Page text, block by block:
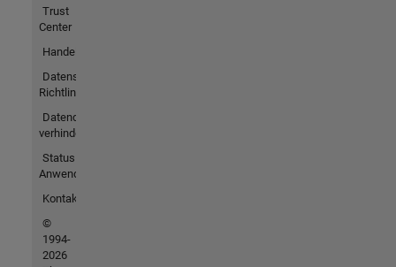
Trust
Center
Handelsmarken
Datenschutz-
Richtlinien
Datendiebstahl
verhindern
Status von
Anwendungen
Kontakt
©
1994-
2026